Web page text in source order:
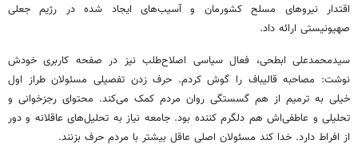
اقتدار نیروهای مسلح کشورمان و آسیب‌های ایجاد شده در رژیم جعلی
صهیونیستی ارائه داد.
سیدمحمدعلی ابطحی، فعال سیاسی اصلاح‌طلب نیز در صفحه کاربری خودش
نوشت: مصاحبه قالیباف را گوش کردم. حرف زدن تفصیلی مسئولان طراز اول
خیلی به ترمیم از هم گسستگی روان مردم کمک می‌کند. محتوای رجزخوانی و
تحلیلی و عاطفی‌اش هم دلگرم کننده بود. جامعه نیاز به تحلیل‌های عاقلانه و دور
از افراط دارد. خدا کند مسئولان اصلی عاقل بیشتر با مردم حرف بزنند.